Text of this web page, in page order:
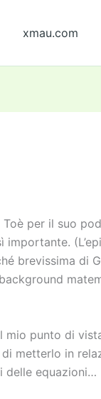
xmau.com
per il suo
importante.
brevissima di
mio punto di
metterlo in
delle equazioni…